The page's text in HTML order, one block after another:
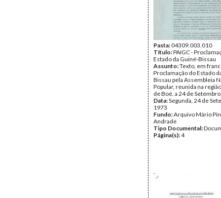
Pasta:04309.003.010
Título:PAIGC -
Estado da Guiné-Bissau
Assunto:Texto, em
Proclamação do Estado
Bissau pela Assembleia
Popular, reunida na
de Boé, a 24 de
Data:Segunda, 24 de
1973
Fundo:Arquivo Mário
Andrade
Tipo Documental:
Página(s):4